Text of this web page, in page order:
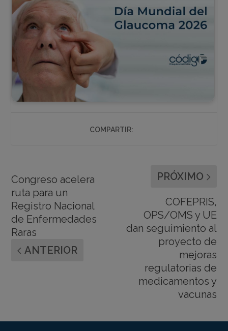
COMPARTIR:
Congreso acelera
ruta para un
Registro Nacional
de Enfermedades
Raras
ANTERIOR
PRÓXIMO
COFEPRIS,
OPS/OMS y UE
dan seguimiento al
proyecto de
mejoras
regulatorias de
medicamentos y
vacunas